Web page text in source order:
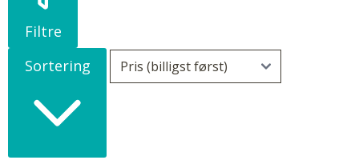
Filtre
Sortering